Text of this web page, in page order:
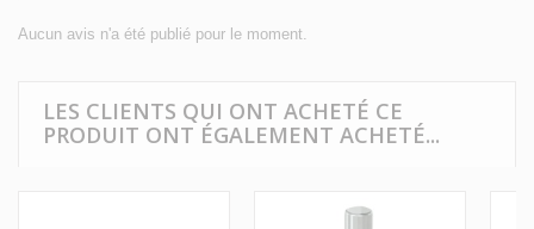
Aucun avis n'a été publié pour le moment.
LES CLIENTS QUI ONT ACHETÉ CE
PRODUIT ONT ÉGALEMENT ACHETÉ...